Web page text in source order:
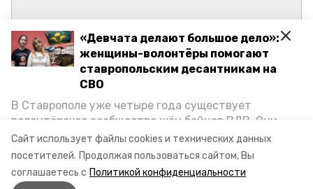
Сайт использует файлы cookies и технических данных
посетителей. Продолжая пользоваться сайтом, Вы
соглашаетесь с Политикой конфиденциальности
«Девчата делают большое дело»:
женщины-волонтёры помогают
ставропольским десантникам на
СВО
В Ставрополе уже четыре года существует
волонтёрское сообщество жён бойцов ВДВ. Они
организуют сборы вещей и продуктов для
участников спецоперации и лично отвозят всё это
на передовую. Девушки рассказали «Победе26», как
создавали добровольческий клуб и зачем проводят